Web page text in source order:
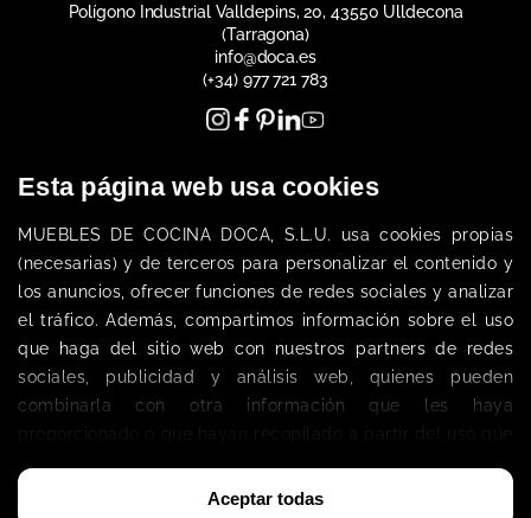
Esta página web usa cookies
MUEBLES DE COCINA DOCA, S.L.U. usa cookies propias
(necesarias) y de terceros para personalizar el contenido y
los anuncios, ofrecer funciones de redes sociales y analizar
el tráfico. Además, compartimos información sobre el uso
que haga del sitio web con nuestros partners de redes
sociales, publicidad y análisis web, quienes pueden
combinarla con otra información que les haya
proporcionado o que hayan recopilado a partir del uso que
Aceptar todas
Polígono Industrial Valldepins, 20, 43550 Ulldecona
(Tarragona)
info@doca.es
(+34) 977 721 783
Qui Sommes-Nous
Entreprise
Espace client
Travaillez avec nous
Politiques de Confidentialité